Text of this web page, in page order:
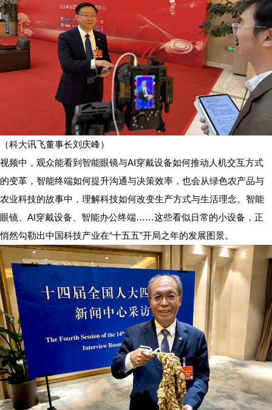
（科大讯飞董事长刘庆峰）
视频中，观众能看到智能眼镜与AI穿戴设备如何推动人机交互方式
的变革，智能终端如何提升沟通与决策效率，也会从绿色农产品与
农业科技的故事中，理解科技如何改变生产方式与生活理念。智能
眼镜、AI穿戴设备、智能办公终端……这些看似日常的小设备，正
悄然勾勒出中国科技产业在“十五五”开局之年的发展图景。